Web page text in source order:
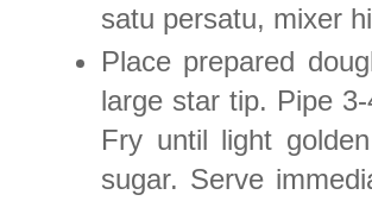
satu persatu, mixer
Place prepared
large star tip. Pipe
Fry until light
sugar. Serve